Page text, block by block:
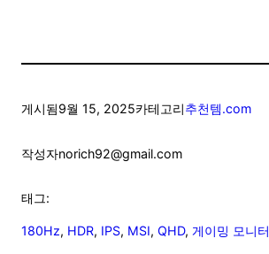
게시됨9월 15, 2025카테고리추천템.com
작성자norich92@gmail.com
태그:
180Hz, HDR, IPS, MSI, QHD, 게이밍 모니터